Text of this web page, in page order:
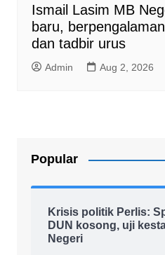
Ismail Lasim MB
baru,
dan tadbir urus
Admin Aug 2, 2026
Popular
Krisis politik Perlis:
DUN kosong, uji
Negeri